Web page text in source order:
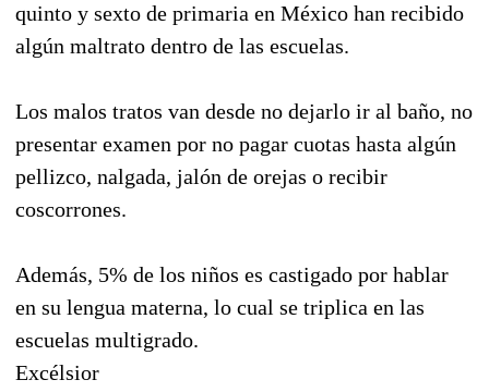
quinto y sexto de primaria en México han recibido
algún maltrato dentro de las escuelas.
Los malos tratos van desde no dejarlo ir al baño, no
presentar examen por no pagar cuotas hasta algún
pellizco, nalgada, jalón de orejas o recibir
coscorrones.
Además, 5% de los niños es castigado por hablar
en su lengua materna, lo cual se triplica en las
escuelas multigrado.
Excélsior